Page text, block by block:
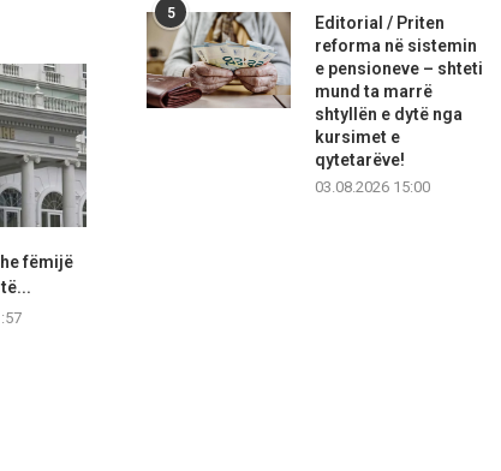
fëmijë
5
Editorial / Priten
reforma në sistemin
e pensioneve – shteti
mund ta marrë
shtyllën e dytë nga
kursimet e
qytetarëve!
03.08.2026 15:00